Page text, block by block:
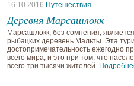
16.10.2016 Путешествия
Деревня Марсашлокк
Марсашлокк, без сомнения,
рыбацких деревень Мальты. Эта
достопримечательность ежегодно
всего мира, и это при том, что
всего три тысячи жителей.